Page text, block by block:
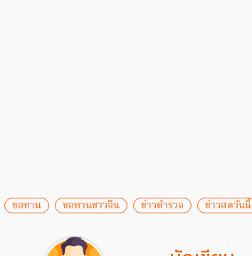
ขอทาน ขอทานชาวจีน ข่าวตำรวจ ข่าวสดวันนี้